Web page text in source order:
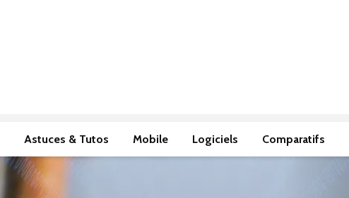
Astuces & Tutos Mobile Logiciels Comparatifs